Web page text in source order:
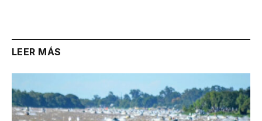
LEER MÁS